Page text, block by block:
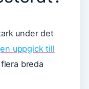
under det
uppgick till
breda